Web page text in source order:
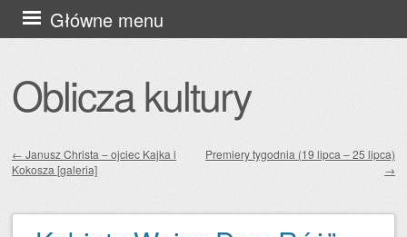
Oblicza kultury
Główne menu
Przejdź
do
Zobacz wpisy
← Janusz Christa – ojciec Kajka i
Kokosza [galeria]
Premiery tygodnia (19 lipca – 25 lipca)
→